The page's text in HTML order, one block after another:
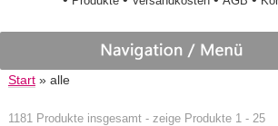
Start» alle
1181 Produkte insgesamt - zeige Produkte 1 - 25